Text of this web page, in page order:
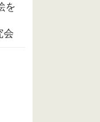
を
会